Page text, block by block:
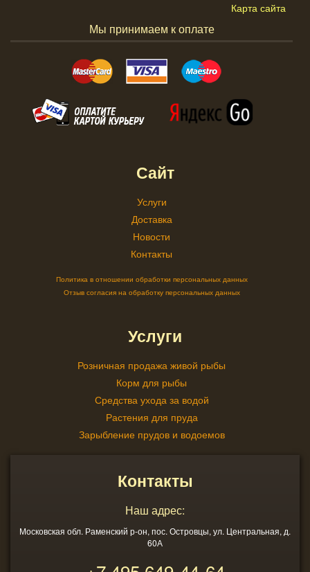
Карта сайта
Мы принимаем к оплате
Сайт
Услуги
Доставка
Новости
Контакты
Политика в отношении обработки персональных данных
Отзыв согласия на обработку персональных данных
Услуги
Розничная продажа живой рыбы
Корм для рыбы
Средства ухода за водой
Растения для пруда
Зарыбление прудов и водоемов
Контакты
Наш адрес:
Московская обл. Раменский р-он, пос. Островцы, ул. Центральная, д.
60А